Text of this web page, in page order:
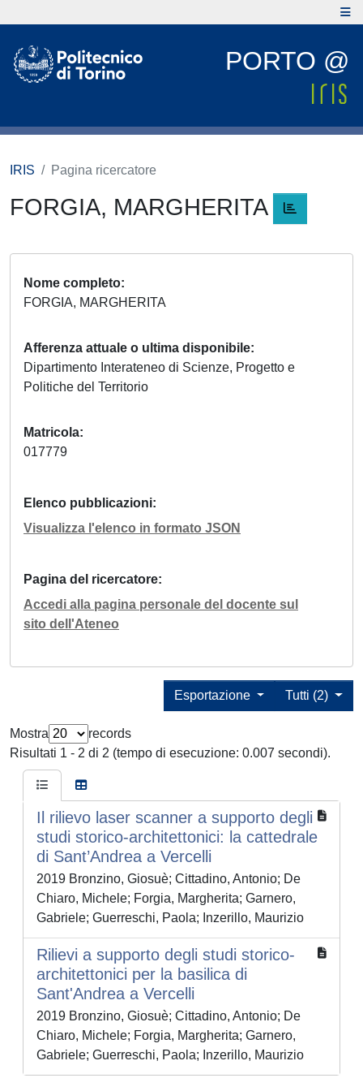
PORTO @
IRIS Pagina ricercatore
FORGIA, MARGHERITA
Nome completo
FORGIA, MARGHERITA
Afferenza attuale o ultima disponibile
Dipartimento Interateneo di Scienze, Progetto e
Politiche del Territorio
Matricola
017779
Elenco pubblicazioni
Visualizza l'elenco in formato JSON
Pagina del ricercatore
Accedi alla pagina personale del docente sul
sito dell'Ateneo
Tutti (2)
Esportazione
Mostra
records
Risultati 1 - 2 di 2 (tempo di esecuzione: 0.007 secondi).
Il rilievo laser scanner a supporto degli
studi storico-architettonici: la cattedrale
di Sant’Andrea a Vercelli
2019 Bronzino, Giosuè; Cittadino, Antonio; De
Chiaro, Michele; Forgia, Margherita; Garnero,
Gabriele; Guerreschi, Paola; Inzerillo, Maurizio
Rilievi a supporto degli studi storico-
architettonici per la basilica di
Sant'Andrea a Vercelli
2019 Bronzino, Giosuè; Cittadino, Antonio; De
Chiaro, Michele; Forgia, Margherita; Garnero,
Gabriele; Guerreschi, Paola; Inzerillo, Maurizio